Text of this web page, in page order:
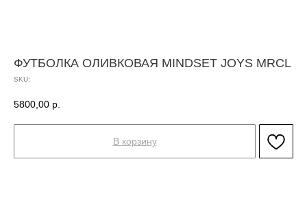
ФУТБОЛКА ОЛИВКОВАЯ MINDSET JOYS MRCL
SKU:
5800,00 р.
В корзину